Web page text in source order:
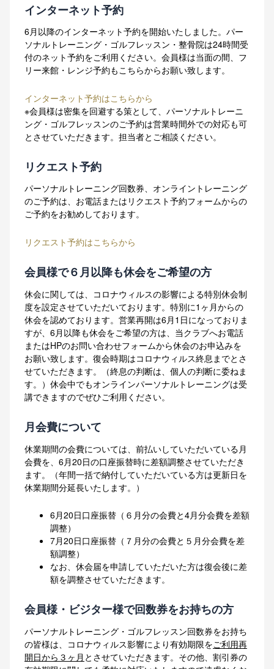
インターネット予約
6月以降のインターネット予約を開始いたしました。パー
ソナルトレーニング・ゴルフレッスン・整骨院は24時間受
付のネット予約をご利用ください。会員様は当面の間、フ
リー来館・レンジ予約もこちらからお願い致します。
インターネット予約はこちらから
※会員様は密集を回避する策として、パーソナルトレーニ
ング・ゴルフレッスンのご予約は営業時間外での対応も可
とさせていただきます。担当者とご相談ください。
リクエスト予約
パーソナルトレーニング回数券、オンライントレーニング
のご予約は、お電話またはリクエスト予約フォームからの
ご予約をお勧めしております。
リクエスト予約はこちらから
会員様で６月以降も休会をご希望の方
休会に関しては、コロナウィルスの影響による特別休会制
度を設定させていただいております。特別に1ヶ月からの
休会を認めております。営業再開は6月1日になっておりま
すが、6月以降も休会をご希望の方は、当クラブへお電話
またはHPのお問い合わせフォームから休会のお申込みを
お願い致します。復会時期はコロナウィルス終息までとさ
せていただきます。（終息の判断は、個人の判断に委ねま
す。）休会中でもオンラインパーソナルトレーニングは受
講できますのでぜひご利用ください。
月会費について
休業期間の会費については、前払いしていただいている月
会費を、6月20日の口座振替時に差額調整させていただき
ます。（年間一括で納付していただいている方は更新日を
休業期間分延長いたします。）
6月20日口座振替（６月分の会費と4月分会費を差額
調整）
7月20日口座振替（７月分の会費と５月分会費を差
額調整）
なお、休会届を申請していただいた方は復会後に差
額を調整させていただきます。
会員様・ビジター様で回数券をお持ちの方
パーソナルトレーニング・ゴルフレッスン回数券をお持ち
の皆様は、コロナウィルス影響により有効期限をご利用再
開日から３ヶ月 とさせていただきます。その他、割引券の